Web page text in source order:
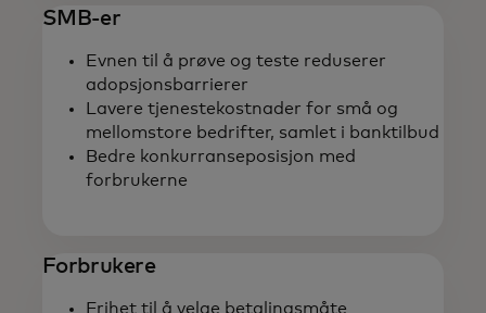
SMB-er
Evnen til å prøve og teste reduserer
adopsjonsbarrierer
Lavere tjenestekostnader for små og
mellomstore bedrifter, samlet i banktilbud
Bedre konkurranseposisjon med
forbrukerne
Forbrukere
Frihet til å velge betalingsmåte